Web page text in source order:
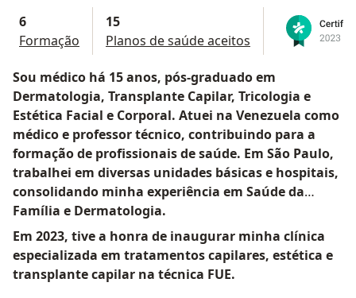
6
Formação
15
Planos de saúde aceitos
Sou médico há 15 anos, pós-graduado em
Dermatologia, Transplante Capilar, Tricologia e
Estética Facial e Corporal. Atuei na Venezuela como
médico e professor técnico, contribuindo para a
formação de profissionais de saúde. Em São Paulo,
trabalhei em diversas unidades básicas e hospitais,
consolidando minha experiência em Saúde da
Família e Dermatologia.
Em 2023, tive a honra de inaugurar minha clínica
especializada em tratamentos capilares, estética e
transplante capilar na técnica FUE.